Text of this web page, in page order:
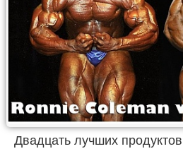
Двадцать лучших